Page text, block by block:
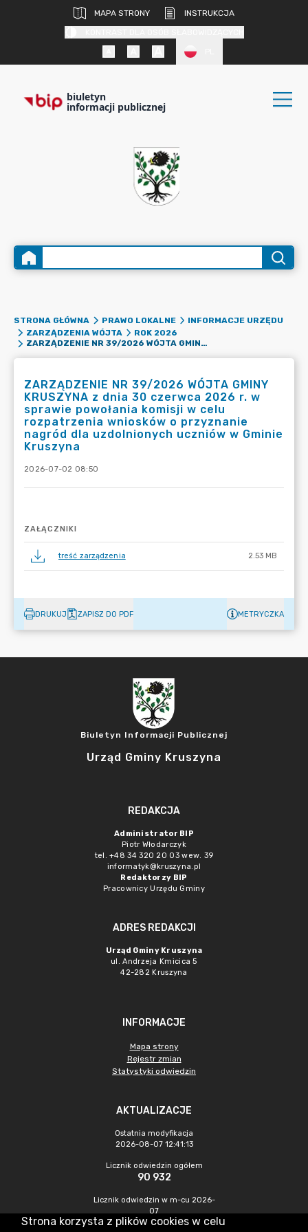
MAPA STRONY
INSTRUKCJA
biuletyn
informacji publicznej
STRONA GŁÓWNA PRAWO LOKALNE
INFORMACJE URZĘDU
ZARZĄDZENIA WÓJTA
ROK 2026
ZARZĄDZENIE NR 39/2026 WÓJTA GMINY KRUSZYNA Z DNIA 30 CZERWCA 2026 R. W SPRAWIE POWOŁANIA KOMISJI W CELU ROZPATRZENIA WNIOSKÓW O PRZYZNANIE NAGRÓD DLA UZDOLNIONYCH UCZNIÓW W GMINIE KRUSZYNA
ZARZĄDZENIE NR 39/2026 WÓJTA GMINY
KRUSZYNA z dnia 30 czerwca 2026 r. w
sprawie powołania komisji w celu
rozpatrzenia wniosków o przyznanie
nagród dla uzdolnionych uczniów w Gminie
Kruszyna
2026-07-02 08:50
ZAŁĄCZNIKI
treść zarządzenia 2.53 MB
DRUKUJ ZAPISZ DO PDF METRYCZKA
Biuletyn Informacji Publicznej
Urząd Gminy Kruszyna
REDAKCJA
Administrator BIP
Piotr Włodarczyk
tel. +48 34 320 20 03 wew. 39
informatyk@kruszyna.pl
Redaktorzy BIP
Pracownicy Urzędu Gminy
ADRES REDAKCJI
Urząd Gminy Kruszyna
ul. Andrzeja Kmicica 5
42-282 Kruszyna
INFORMACJE
Mapa strony
Rejestr zmian
Statystyki odwiedzin
AKTUALIZACJE
Ostatnia modyfikacja
2026-08-07 12:41:13
Licznik odwiedzin ogółem
90 932
Licznik odwiedzin w m-cu 2026-
07
419
Strona korzysta z plików cookies w celu